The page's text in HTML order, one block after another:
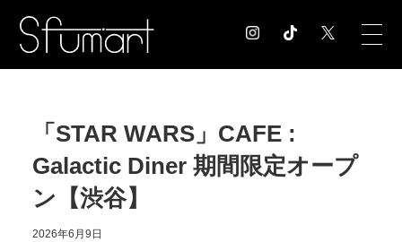
COLUMN コラム記事
EXHIBITION
MUSEUM
「STAR WARS」CAFE :
Galactic Diner 期間限定オープ
ン【渋谷】
2026年6月9日